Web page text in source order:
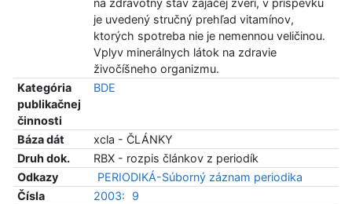
na zdravotný stav zajačej zveri, v príspevku
je uvedený stručný prehľad vitamínov,
ktorých spotreba nie je nemennou veličinou.
Vplyv minerálnych látok na zdravie
živočíšneho organizmu.
Kategória
publikačnej
činnosti
BDE
Báza dát
xcla - ČLÁNKY
Druh dok.
RBX - rozpis článkov z periodík
Odkazy
PERIODIKÁ-Súborný záznam periodika
Čísla
2003:
9